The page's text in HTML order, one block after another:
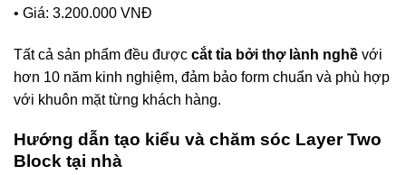
• Giá: 3.200.000 VNĐ
Tất cả sản phẩm đều được cắt tỉa bởi thợ lành nghề với
hơn 10 năm kinh nghiệm, đảm bảo form chuẩn và phù hợp
với khuôn mặt từng khách hàng.
Hướng dẫn tạo kiểu và chăm sóc Layer Two
Block tại nhà